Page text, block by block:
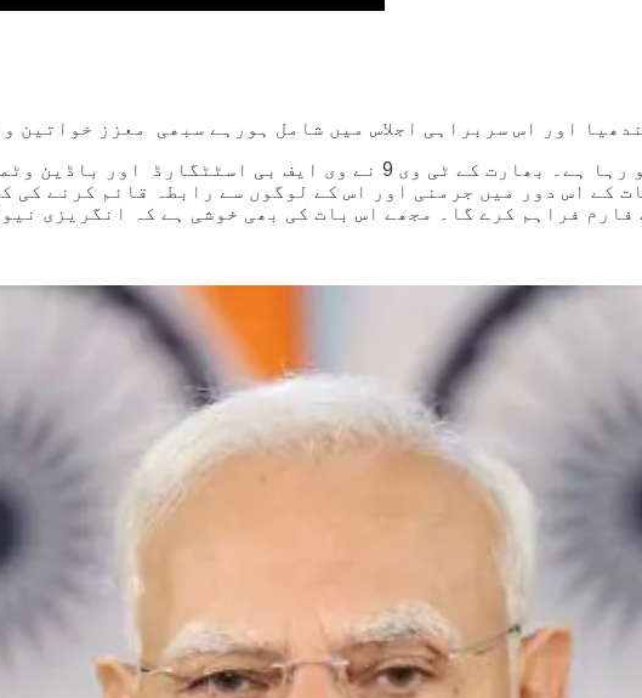
اور اس سربراہی اجلاس میں شامل ہورہے سبھی معزز خواتین و
بھارت-جرمن شراکت داری میں آج ایک نئے باب کا اضافہ ہو رہا ہے۔ بھارت
کے اس دور میں جرمنی اور اس کے لوگوں سے رابطہ قائم کرنے کی
کرے گا۔ مجھے اس بات کی بھی خوشی ہے کہ انگریزی نیوز چینل نیوز 9 کا